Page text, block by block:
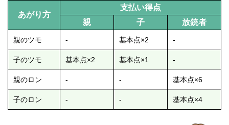
あがり方
支払い得点
親
子 放銃者
親のツモ - 基本点×2 -
子のツモ 基本点×2 基本点×1 -
親のロン - - 基本点×6
子のロン - - 基本点×4